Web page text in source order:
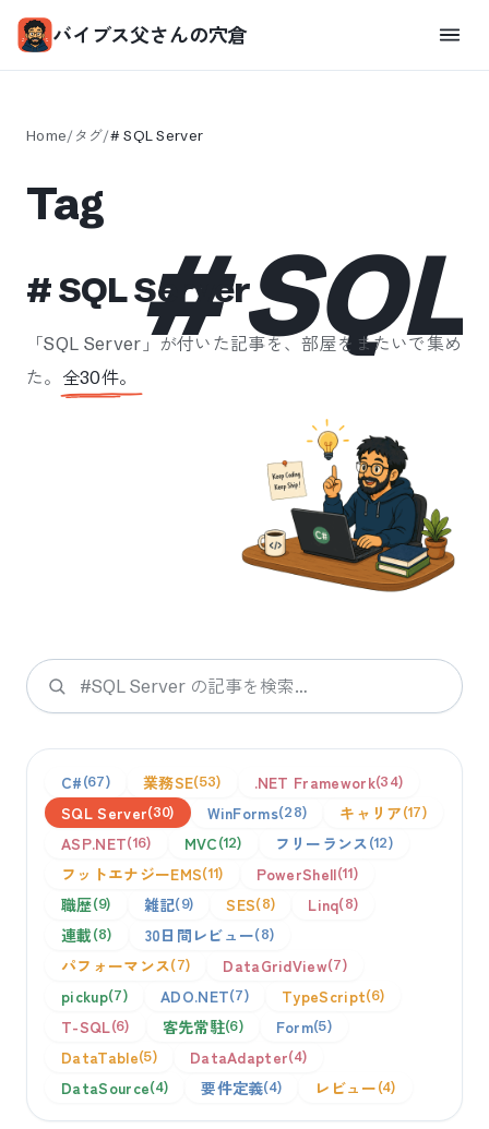
バイブス父さんの穴倉
Home/タグ/#SQL Server
#
Tag
#SQL Server
「SQL Server 」が付いた記事を、部屋をまたいで集め
た。 全30件。
検索
C# 67 業務SE 53 .NET Framework 34
SQL Server 30 WinForms 28 キャリア 17
ASP.NET 16 MVC 12 フリーランス 12
フットエナジーEMS 11 PowerShell 11
職歴 9 雑記 9 SES 8 Linq 8
連載 8 30日間レビュー 8
パフォーマンス 7 DataGridView 7
pickup 7 ADO.NET 7 TypeScript 6
T-SQL 6 客先常駐 6 Form 5
DataTable 5 DataAdapter 4
DataSource 4 要件定義 4 レビュー 4